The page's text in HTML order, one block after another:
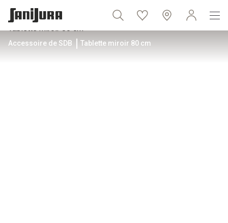
Accessoire de SDB Tablette miroir 80 cm